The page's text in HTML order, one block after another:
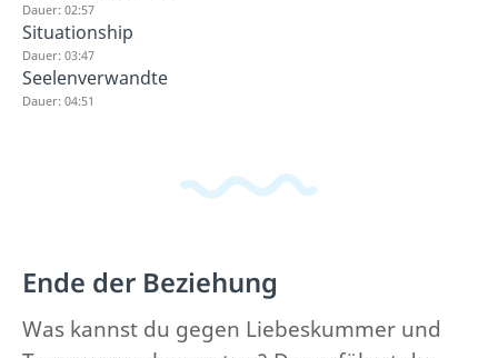
Dauer: 02:57
Situationship
Dauer: 03:47
Seelenverwandte
Dauer: 04:51
Ende der Beziehung
Was kannst du gegen Liebeskummer und